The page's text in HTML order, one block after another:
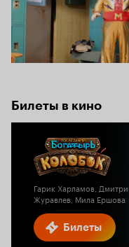
Билеты в кино
Билеты
Гарик Харламов,
Журавлев, Мила Ершова